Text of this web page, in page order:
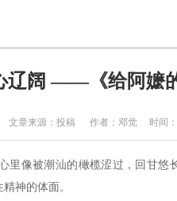
辽阔 ——《给阿嬷
章来源：投稿 作者：邓觉 时间：
里像被潮汕的橄榄涩过，回甘悠
神的体面。